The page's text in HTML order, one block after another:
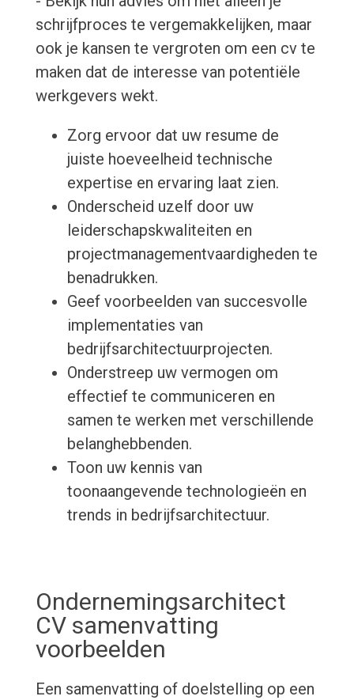
schrijfproces te vergemakkelijken, maar
ook je kansen te vergroten om een cv te
maken dat de interesse van potentiële
werkgevers wekt.
Zorg ervoor dat uw resume de
juiste hoeveelheid technische
expertise en ervaring laat zien.
Onderscheid uzelf door uw
leiderschapskwaliteiten en
projectmanagementvaardigheden te
benadrukken.
Geef voorbeelden van succesvolle
implementaties van
bedrijfsarchitectuurprojecten.
Onderstreep uw vermogen om
effectief te communiceren en
samen te werken met verschillende
belanghebbenden.
Toon uw kennis van
toonaangevende technologieën en
trends in bedrijfsarchitectuur.
Ondernemingsarchitect
CV samenvatting
voorbeelden
Een samenvatting of doelstelling op een